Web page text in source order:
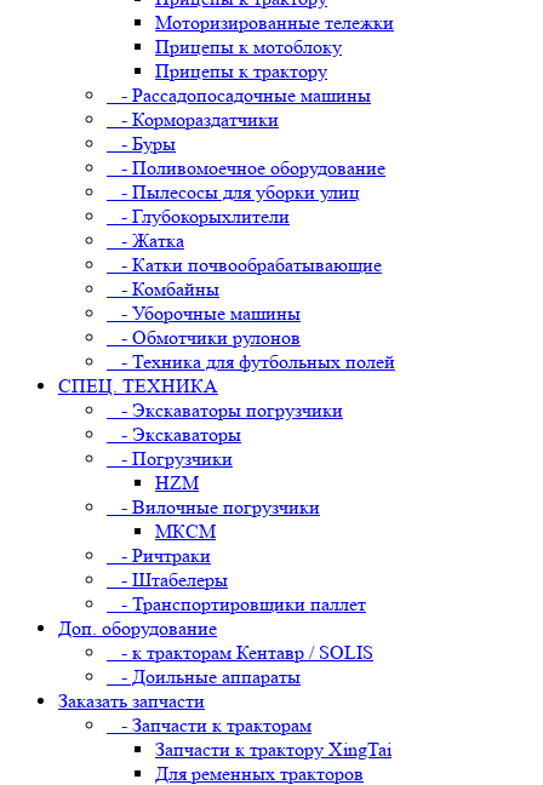
Моторизированные тележки
Прицепы к мотоблоку
Прицепы к трактору
- Рассадопосадочные машины
- Кормораздатчики
- Буры
- Поливомоечное оборудование
- Пылесосы для уборки улиц
- Глубокорыхлители
- Жатка
- Катки почвообрабатывающие
- Комбайны
- Уборочные машины
- Обмотчики рулонов
- Техника для футбольных полей
СПЕЦ. ТЕХНИКА
- Экскаваторы погрузчики
- Экскаваторы
- Погрузчики
HZM
- Вилочные погрузчики
МКСМ
- Ричтраки
- Штабелеры
- Транспортировщики паллет
Доп. оборудование
- к тракторам Кентавр / SOLIS
- Доильные аппараты
Заказать запчасти
- Запчасти к тракторам
Запчасти к трактору XingTai
Для ременных тракторов